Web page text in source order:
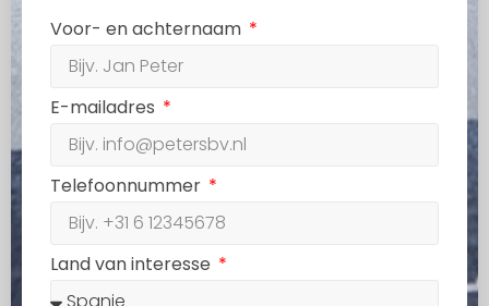
Voor- en achternaam
E-mailadres
Telefoonnummer
Land van interesse